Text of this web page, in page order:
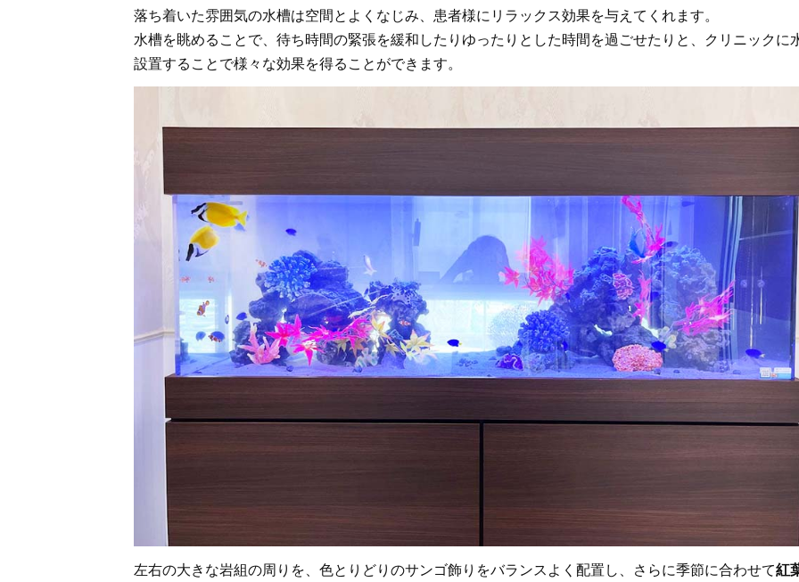
落ち着いた雰囲気の水槽は空間とよくなじみ、患者様にリラックス効果を与えてくれます。
水槽を眺めることで、待ち時間の緊張を緩和したりゆったりとした時間を過ごせたりと、クリニックに
設置することで様々な効果を得ることができます。
左右の大きな岩組の周りを、色とりどりのサンゴ飾りをバランスよく配置し、さらに季節に合わせて紅